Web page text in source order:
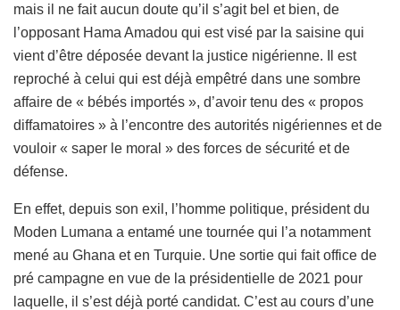
mais il ne fait aucun doute qu’il s’agit bel et bien, de
l’opposant Hama Amadou qui est visé par la saisine qui
vient d’être déposée devant la justice nigérienne. Il est
reproché à celui qui est déjà empêtré dans une sombre
affaire de « bébés importés », d’avoir tenu des « propos
diffamatoires » à l’encontre des autorités nigériennes et de
vouloir « saper le moral » des forces de sécurité et de
défense.
En effet, depuis son exil, l’homme politique, président du
Moden Lumana a entamé une tournée qui l’a notamment
mené au Ghana et en Turquie. Une sortie qui fait office de
pré campagne en vue de la présidentielle de 2021 pour
laquelle, il s’est déjà porté candidat. C’est au cours d’une